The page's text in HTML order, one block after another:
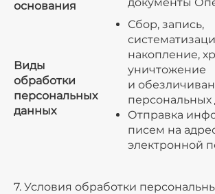
основания
Виды
обработки
персональных
данных
Сбор, запись,
накопление,
уничтожение
и
персональных
Отправка
писем на
электронной
7. Условия обработки